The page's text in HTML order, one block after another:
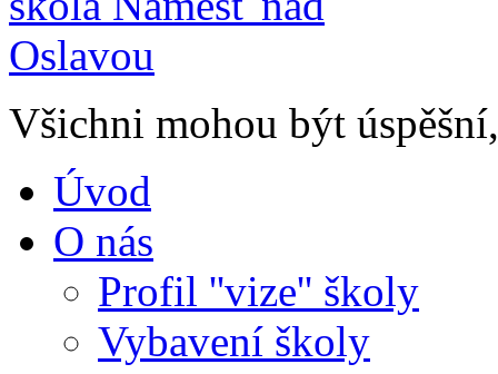
Všichni mohou být
Úvod
O nás
Profil ''vize'' školy
Vybavení školy